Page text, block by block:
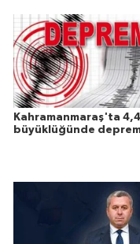
Kahramanmaraş'ta 4,4
büyüklüğünde